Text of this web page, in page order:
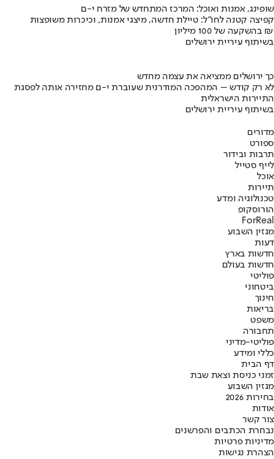
שופינג, אמנות ואוכל: המרכז המתחדש של מזרח י-ם
קפיצה קטנה לחו"ל: טיילת חדשה, מיצגי אמנות, וכיכרות משופצות
בהשקעה של 100 מיליון ₪
בשיתוף עיריית ירושלים
כך ירושלים ממציאה את עצמה מחדש
לא רק קודש – המהפכה המודרנית שעוברת י-ם מחזירה אותה לפסגת
התיירות הישראלית
בשיתוף עיריית ירושלים
מדורים
ספורט
תרבות ובידור
לייף סטייל
אוכל
תיירות
טכנולוגיה ומדע
הורוסקופ
ForReal
מגזין השבוע
דעות
חדשות בארץ
חדשות בעולם
פוליטי
ביטחוני
חינוך
בריאות
משפט
תחבורה
פוליטי-מדיני
כללי ומידע
דף הבית
זמני כניסת וצאת שבת
מגזין השבוע
בחירות 2026
אודות
צור קשר
נבחרת הכתבים והפרשנים
מדיניות פרטיות
הצהרת נגישות